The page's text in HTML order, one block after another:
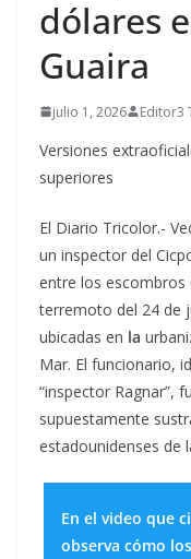
dólares
Guaira
julio 1, 2026 Editor3
Versiones
superiores
El Diario Tricolor.-
un inspector del
entre los escombros
terremoto del 24 de
ubicadas en la
Mar. El funcionario,
“inspector Ragnar”,
supuestamente
estadounidenses de
En el video que
observa cómo